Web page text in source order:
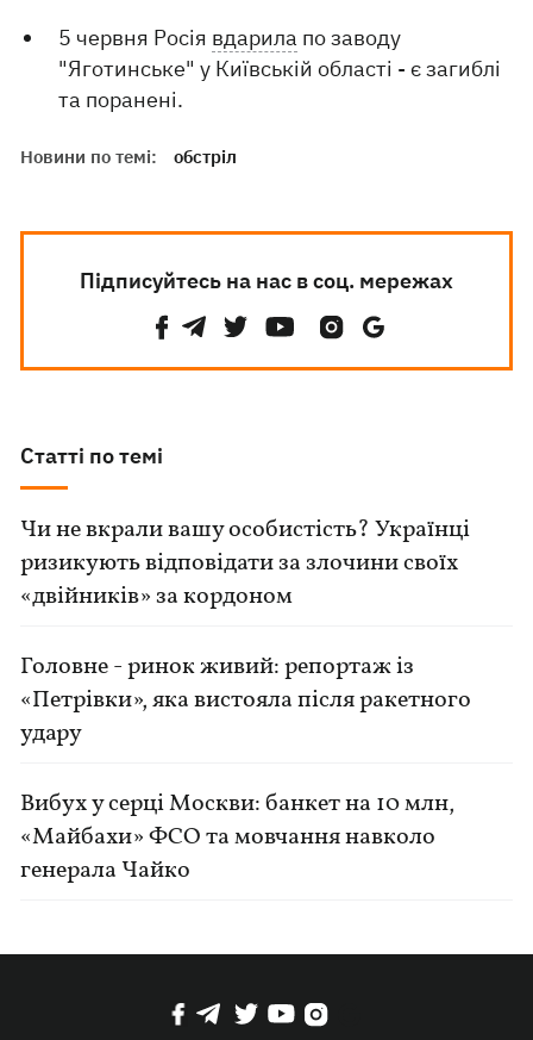
5 червня Росія вдарила по заводу
"Яготинське" у Київській області - є загиблі
та поранені.
Новини по темі: обстріл
Підписуйтесь на нас в соц. мережах
Статті по темі
Чи не вкрали вашу особистість? Українці
ризикують відповідати за злочини своїх
«двійників» за кордоном
Головне - ринок живий: репортаж із
«Петрівки», яка вистояла після ракетного
удару
Вибух у серці Москви: банкет на 10 млн,
«Майбахи» ФСО та мовчання навколо
генерала Чайко